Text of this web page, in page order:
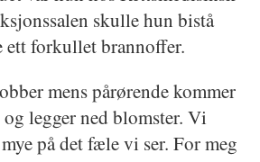
skulle hun bistå
ett forkullet brannoffer.
mens pårørende kommer
legger ned blomster. Vi
på det fæle vi ser. For meg